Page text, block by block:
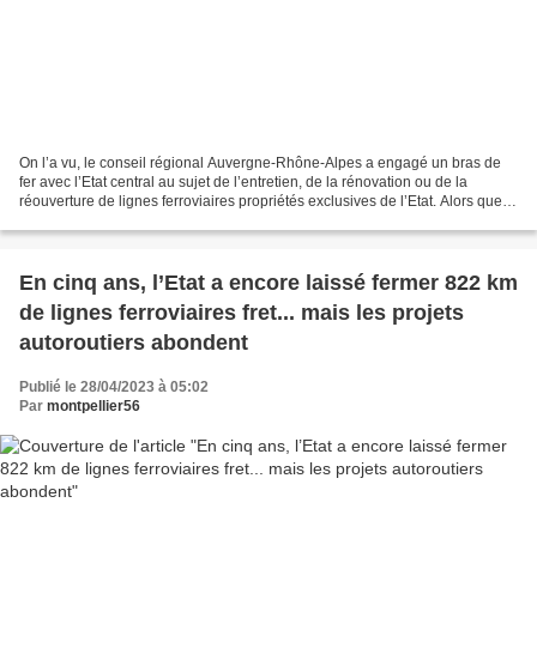
On l’a vu, le conseil régional Auvergne-Rhône-Alpes a engagé un bras de
fer avec l’Etat central au sujet de l’entretien, de la rénovation ou de la
réouverture de lignes ferroviaires propriétés exclusives de l’Etat. Alors que
En cinq ans, l’Etat a encore laissé fermer 822 km
de lignes ferroviaires fret... mais les projets
autoroutiers abondent
Publié le 28/04/2023 à 05:02
Par montpellier56